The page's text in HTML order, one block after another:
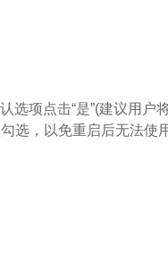
选项点击“是”(建议用户
选，以免重启后无法使